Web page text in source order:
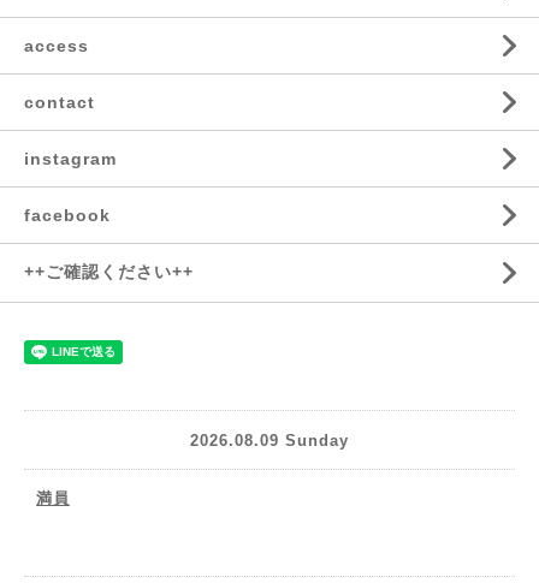
access
contact
instagram
facebook
++ご確認ください++
2026.08.09 Sunday
満員